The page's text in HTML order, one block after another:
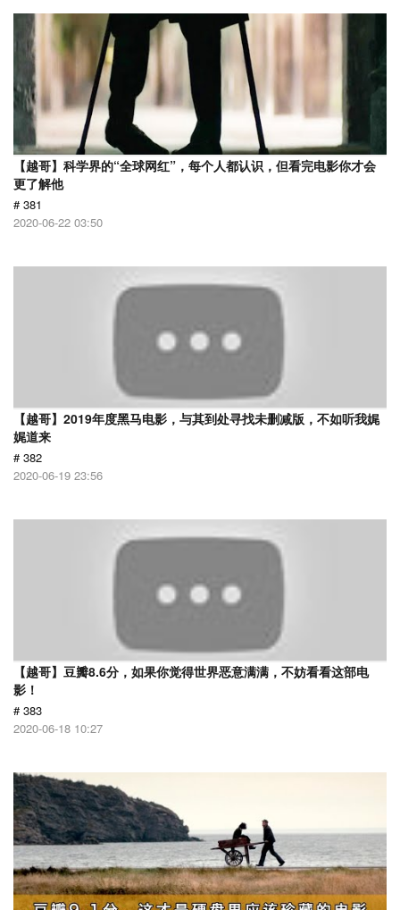
【越哥】科学界的“全球网红”，每个人都认识，但看完电影你才会
更了解他
# 381
2020-06-22 03:50
【越哥】2019年度黑马电影，与其到处寻找未删减版，不如听我娓
娓道来
# 382
2020-06-19 23:56
【越哥】豆瓣8.6分，如果你觉得世界恶意满满，不妨看看这部电
影！
# 383
2020-06-18 10:27